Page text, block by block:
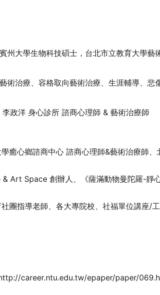
州大學生物科技碩士，台北市立教育大學藝
術治療、容格取向藝術治療、生涯輔導、悲
政洋 身心診所 諮商心理師 & 藝術治療師
癒心鄉諮商中心 諮商心理師&藝術治療師、
Art Space 創辦人、《薩滿動物曼陀羅-靜心
團指導老師、各大專院校、社福單位講座/工
career.ntu.edu.tw/epaper/paper/